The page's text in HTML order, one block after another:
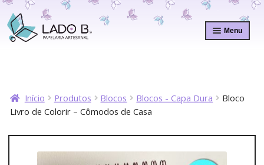
Pular
para
navegação
Pular
para
o
Menu
Início Produtos Blocos Blocos - Capa Dura
Bloco
Livro de Colorir – Cômodos de Casa